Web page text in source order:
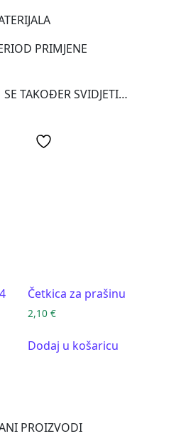
PRIMJENE
TAKOĐER SVIDJETI…
Četkica za prašinu
2,10€
Dodaj u košaricu
PROIZVODI